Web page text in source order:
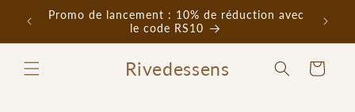
passer
contenu
Promo de lancement : 10% de réduction avec
le code RS10
Rivedessens Panier